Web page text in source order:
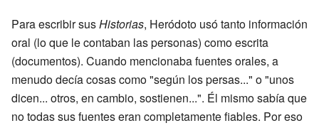
Para escribir susHistorias, Heródoto usó tanto información
oral (lo que le contaban las personas) como escrita
(documentos). Cuando mencionaba fuentes orales, a
menudo decía cosas como "según los persas..." o "unos
dicen... otros, en cambio, sostienen...". Él mismo sabía que
no todas sus fuentes eran completamente fiables. Por eso